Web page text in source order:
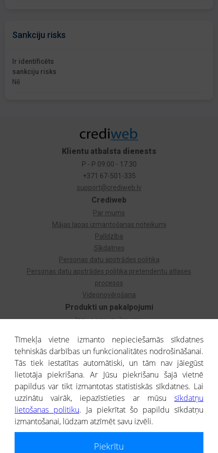
Sankciju risks
Ir identificēts
sankciju risks
Nē
Produkti un pakalpojumi
Izziņa par uzņēmumu
Dzimtas koks
Uzņēmumu atlase
Monitorings
Kredītizziņa par ārvalstu uzņēmumiem
Crediweb
Par mums
Mājas lapas izmantošanas noteikumi
Palīdzība
Sīkdatnes
Personas datu apstrādes politika
Personas datu apstrādes politika pretendentu atlases
procesos
Videonovērošana
Klientu atbalsta dienests
P - P 09:00 - 17:30
+371 67-501-335
support@crediweb.lv
® CREDITREFORM Latvija
SIA
Tīmekļa vietne izmanto nepieciešamās sīkdatnes
tehniskās darbības un funkcionalitātes nodrošināšanai.
Tās tiek iestatītas automātiski, un tām nav jāiegūst
lietotāja piekrišana. Ar Jūsu piekrišanu šajā vietnē
papildus var tikt izmantotas statistiskās sīkdatnes. Lai
uzzinātu vairāk, iepazīstieties ar mūsu sīkdatņu
lietošanas politiku. Ja piekrītat šo papildu sīkdatņu
izmantošanai, lūdzam atzīmēt savu izvēli.
Piekrītu